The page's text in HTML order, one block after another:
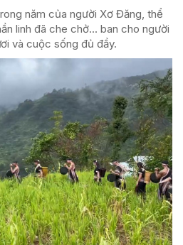
năm của người Xơ Đăng, thể
linh đã che chở... ban cho người
và cuộc sống đủ đầy.